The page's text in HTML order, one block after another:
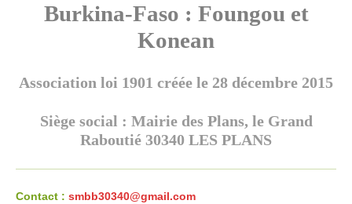
Burkina-Faso : Foungou et
Konean
Association loi 1901 créée le 28 décembre 2015
Siège social : Mairie des Plans, le Grand
Raboutié 30340 LES PLANS
Contact : smbb30340@gmail.com